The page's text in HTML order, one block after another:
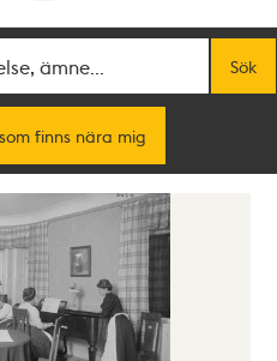
Sök
finns nära mig